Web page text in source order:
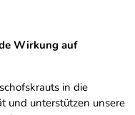
Wirkung auf
in die
und unterstützen unsere